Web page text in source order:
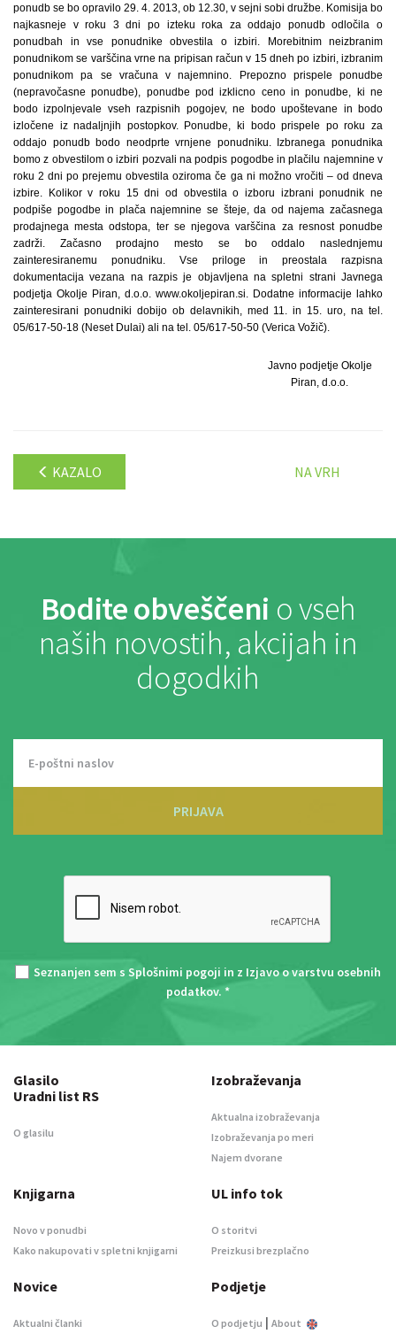
ponudb se bo opravilo 29. 4. 2013, ob 12.30, v sejni sobi družbe. Komisija bo
najkasneje v roku 3 dni po izteku roka za oddajo ponudb odločila o
ponudbah in vse ponudnike obvestila o izbiri. Morebitnim neizbranim
ponudnikom se varščina vrne na pripisan račun v 15 dneh po izbiri, izbranim
ponudnikom pa se vračuna v najemnino. Prepozno prispele ponudbe
(nepravočasne ponudbe), ponudbe pod izklicno ceno in ponudbe, ki ne
bodo izpolnjevale vseh razpisnih pogojev, ne bodo upoštevane in bodo
izločene iz nadaljnjih postopkov. Ponudbe, ki bodo prispele po roku za
oddajo ponudb bodo neodprte vrnjene ponudniku. Izbranega ponudnika
bomo z obvestilom o izbiri pozvali na podpis pogodbe in plačilu najemnine v
roku 2 dni po prejemu obvestila oziroma če ga ni možno vročiti – od dneva
izbire. Kolikor v roku 15 dni od obvestila o izboru izbrani ponudnik ne
podpiše pogodbe in plača najemnine se šteje, da od najema začasnega
prodajnega mesta odstopa, ter se njegova varščina za resnost ponudbe
zadrži. Začasno prodajno mesto se bo oddalo naslednjemu
zainteresiranemu ponudniku. Vse priloge in preostala razpisna
dokumentacija vezana na razpis je objavljena na spletni strani Javnega
podjetja Okolje Piran, d.o.o. www.okoljepiran.si. Dodatne informacije lahko
zainteresirani ponudniki dobijo ob delavnikih, med 11. in 15. uro, na tel.
05/617-50-18 (Neset Dulai) ali na tel. 05/617-50-50 (Verica Vožič).
Javno podjetje Okolje
Piran, d.o.o.
KAZALO NA VRH
Bodite obveščeni o vseh
naših novostih, akcijah in
dogodkih
PRIJAVA
Seznanjen sem s Splošnimi pogoji in z Izjavo o varstvu osebnih
podatkov. *
Glasilo
Uradni list RS
O glasilu
Izobraževanja
Aktualna izobraževanja
Izobraževanja po meri
Najem dvorane
Knjigarna
Novo v ponudbi
Kako nakupovati v spletni knjigarni
UL info tok
O storitvi
Preizkusi brezplačno
Novice
Aktualni članki
Podjetje
O podjetju | About